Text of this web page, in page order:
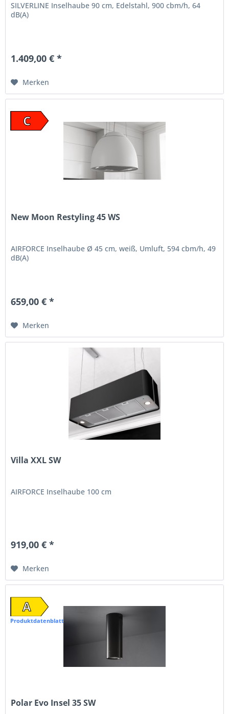
SILVERLINE Inselhaube 90 cm, Edelstahl, 900 cbm/h, 64
dB(A)
1.409,00 € *
Merken
C
New Moon Restyling 45 WS
AIRFORCE Inselhaube Ø 45 cm, weiß, Umluft, 594 cbm/h, 49
dB(A)
659,00 € *
Merken
Villa XXL SW
AIRFORCE Inselhaube 100 cm
919,00 € *
Merken
A
Produktdatenblatt
Polar Evo Insel 35 SW